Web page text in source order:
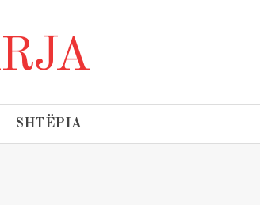
SHTËPIA